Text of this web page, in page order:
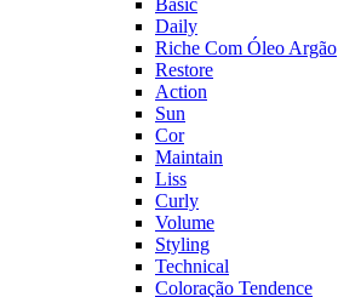
Basic
Daily
Riche Com Óleo Argão
Restore
Action
Sun
Cor
Maintain
Liss
Curly
Volume
Styling
Technical
Coloração Tendence